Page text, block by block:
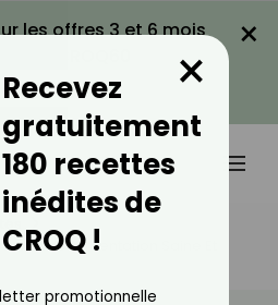
les offres 3 et 6 mois
LA PROMO
×
Une Alimentation Saine Et
Recevez
gratuitement
180 recettes
inédites de
CROQ !
×
promotionnelle